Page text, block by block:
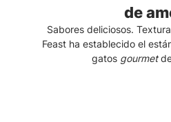
de
Sabores deliciosos.
Feast ha establecido el
gatos gourmet